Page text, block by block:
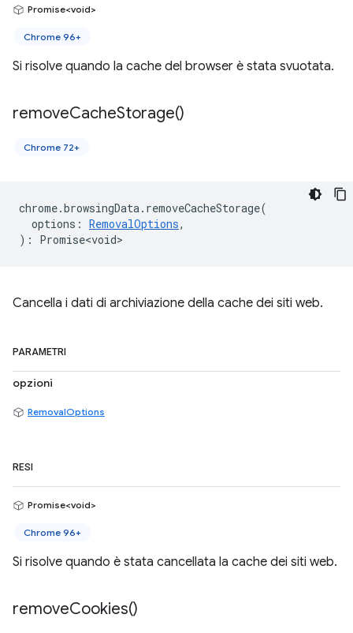
Promise<void>
Chrome 96+
Si risolve quando la cache del browser è stata svuotata.
removeCacheStorage()
Chrome 72+
chrome.browsingData. removeCacheStorage(
options : RemovalOptions,
) : Promise<void>
Cancella i dati di archiviazione della cache dei siti web.
PARAMETRI
opzioni
RemovalOptions
RESI
Promise<void>
Chrome 96+
Si risolve quando è stata cancellata la cache dei siti web.
removeCookies()